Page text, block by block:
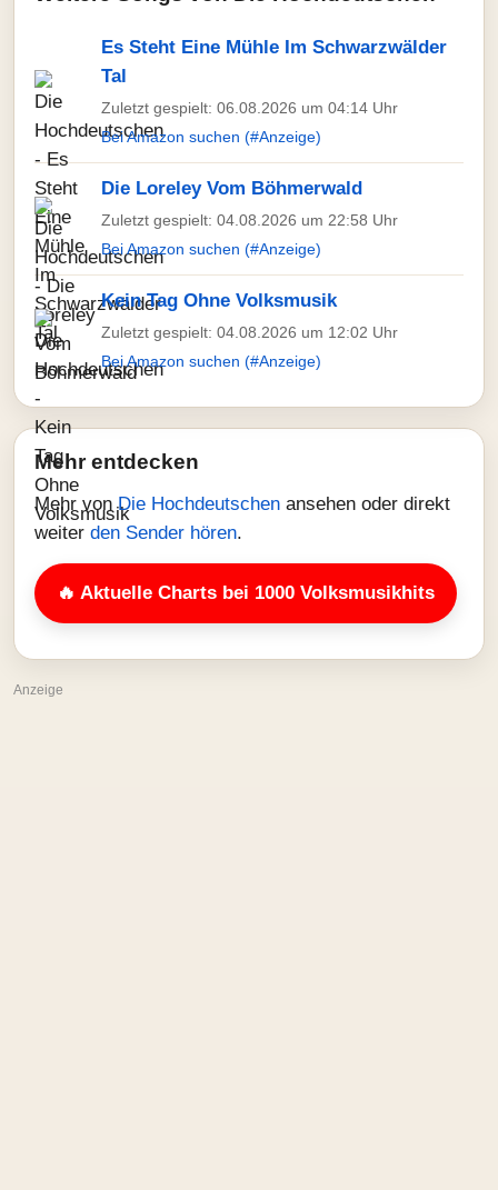
Es Steht Eine Mühle Im Schwarzwälder
Tal
Zuletzt gespielt: 06.08.2026 um 04:14 Uhr
Bei Amazon suchen (#Anzeige)
Die Loreley Vom Böhmerwald
Zuletzt gespielt: 04.08.2026 um 22:58 Uhr
Bei Amazon suchen (#Anzeige)
Kein Tag Ohne Volksmusik
Zuletzt gespielt: 04.08.2026 um 12:02 Uhr
Bei Amazon suchen (#Anzeige)
Mehr entdecken
Mehr vonDie Hochdeutschen ansehen oder direkt
weiter den Sender hören.
🔥 Aktuelle Charts bei 1000 Volksmusikhits
Anzeige